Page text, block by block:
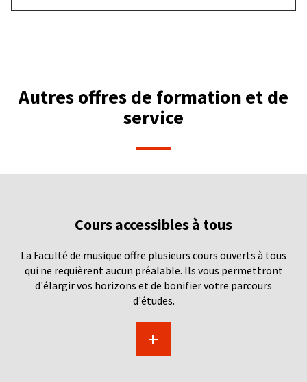
Autres offres de formation et de
service
Cours accessibles à tous
La Faculté de musique offre plusieurs cours ouverts à tous
qui ne requièrent aucun préalable. Ils vous permettront
d'élargir vos horizons et de bonifier votre parcours
d'études.
+